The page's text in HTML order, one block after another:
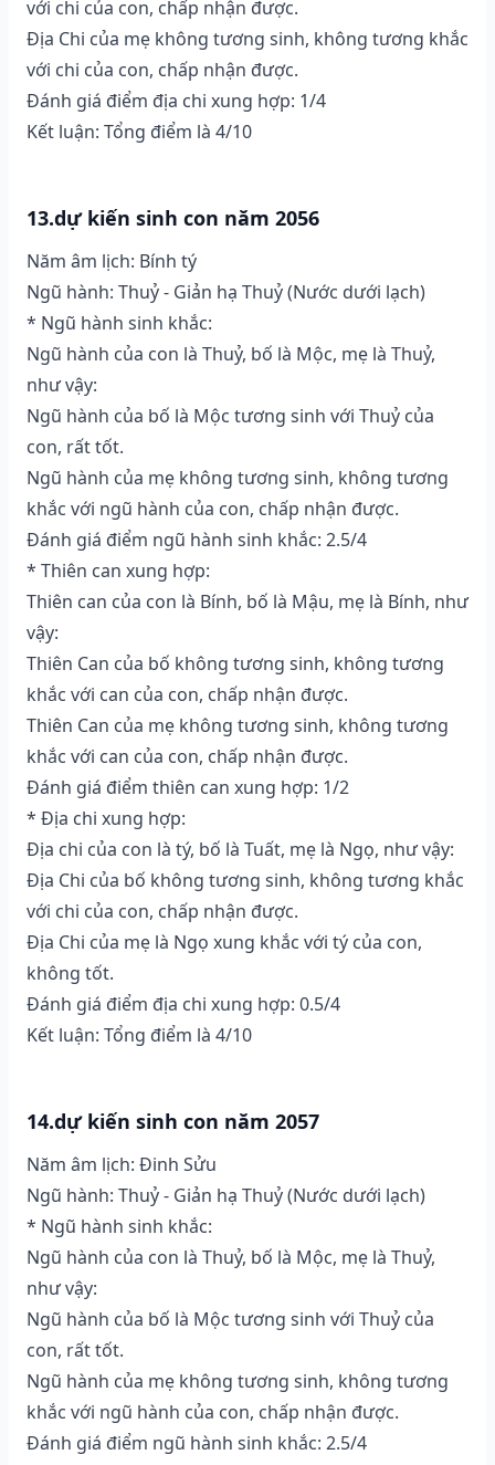
với chi của con, chấp nhận được.
Địa Chi của mẹ không tương sinh, không tương khắc
với chi của con, chấp nhận được.
Đánh giá điểm địa chi xung hợp: 1/4
Kết luận: Tổng điểm là 4/10
13.dự kiến sinh con năm 2056
Năm âm lịch: Bính tý
Ngũ hành: Thuỷ - Giản hạ Thuỷ (Nước dưới lạch)
* Ngũ hành sinh khắc:
Ngũ hành của con là Thuỷ, bố là Mộc, mẹ là Thuỷ,
như vậy:
Ngũ hành của bố là Mộc tương sinh với Thuỷ của
con, rất tốt.
Ngũ hành của mẹ không tương sinh, không tương
khắc với ngũ hành của con, chấp nhận được.
Đánh giá điểm ngũ hành sinh khắc: 2.5/4
* Thiên can xung hợp:
Thiên can của con là Bính, bố là Mậu, mẹ là Bính, như
vậy:
Thiên Can của bố không tương sinh, không tương
khắc với can của con, chấp nhận được.
Thiên Can của mẹ không tương sinh, không tương
khắc với can của con, chấp nhận được.
Đánh giá điểm thiên can xung hợp: 1/2
* Địa chi xung hợp:
Địa chi của con là tý, bố là Tuất, mẹ là Ngọ, như vậy:
Địa Chi của bố không tương sinh, không tương khắc
với chi của con, chấp nhận được.
Địa Chi của mẹ là Ngọ xung khắc với tý của con,
không tốt.
Đánh giá điểm địa chi xung hợp: 0.5/4
Kết luận: Tổng điểm là 4/10
14.dự kiến sinh con năm 2057
Năm âm lịch: Đinh Sửu
Ngũ hành: Thuỷ - Giản hạ Thuỷ (Nước dưới lạch)
* Ngũ hành sinh khắc:
Ngũ hành của con là Thuỷ, bố là Mộc, mẹ là Thuỷ,
như vậy:
Ngũ hành của bố là Mộc tương sinh với Thuỷ của
con, rất tốt.
Ngũ hành của mẹ không tương sinh, không tương
khắc với ngũ hành của con, chấp nhận được.
Đánh giá điểm ngũ hành sinh khắc: 2.5/4